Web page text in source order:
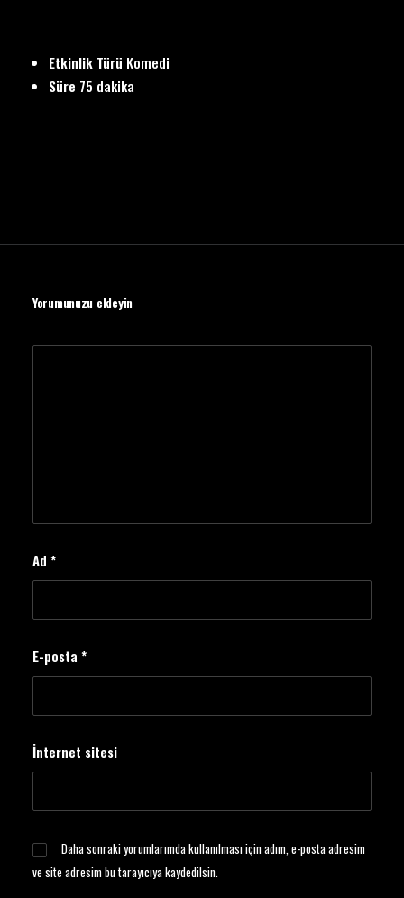
Etkinlik Türü Komedi
Süre 75 dakika
Yorumunuzu ekleyin
Ad *
E-posta *
İnternet sitesi
Daha sonraki yorumlarımda kullanılması için adım, e-posta adresim
ve site adresim bu tarayıcıya kaydedilsin.